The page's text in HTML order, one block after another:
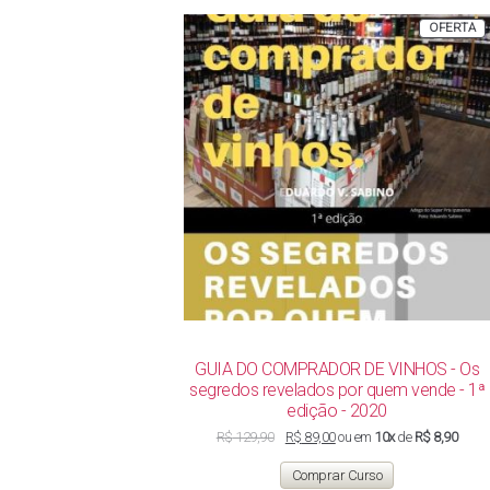
OFERTA
GUIA DO COMPRADOR DE VINHOS - Os
segredos revelados por quem vende - 1ª
edição - 2020
R$129,90
original
era:
R$ 89,00O
atual
é:
ou em 10xde R$ 8,90
Comprar Curso